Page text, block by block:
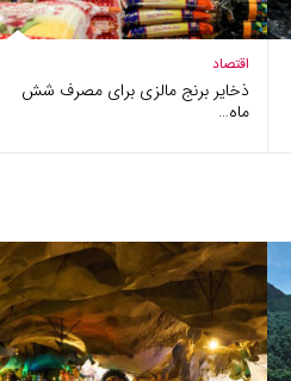
اقتصاد
ذخایر برنج مالزی برای مصرف شش
ماه…